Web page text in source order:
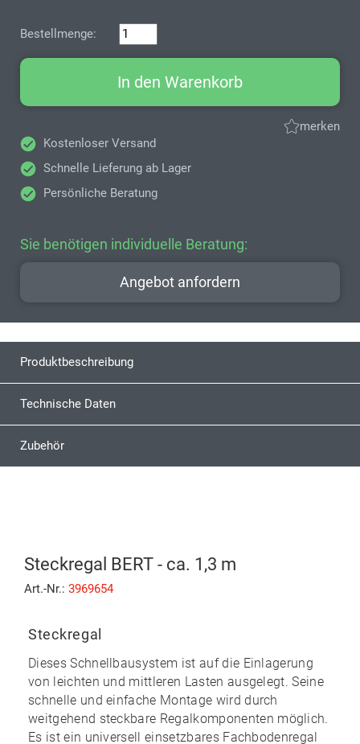
Bestellmenge:
In den Warenkorb
merken
Kostenloser Versand
Schnelle Lieferung ab Lager
Persönliche Beratung
Sie benötigen individuelle Beratung:
Angebot anfordern
Produktbeschreibung
Technische Daten
Zubehör
Steckregal BERT - ca. 1,3 m
Art.-Nr.: 3969654
Steckregal
Dieses Schnellbausystem ist auf die Einlagerung
von leichten und mittleren Lasten ausgelegt. Seine
schnelle und einfache Montage wird durch
weitgehend steckbare Regalkomponenten möglich.
Es ist ein universell einsetzbares Fachbodenregal